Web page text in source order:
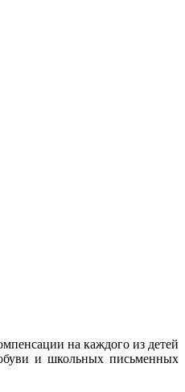
на каждого из детей
и школьных письменных